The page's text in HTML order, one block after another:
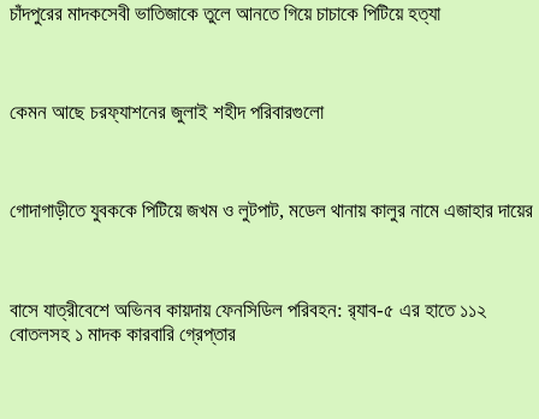
চাঁদপুরের মাদকসেবী ভাতিজাকে তুলে আনতে গিয়ে চাচাকে পিটিয়ে হত্যা
কেমন আছে চরফ্যাশনের জুলাই শহীদ পরিবারগুলো
​গোদাগাড়ীতে যুবককে পিটিয়ে জখম ও লুটপাট, মডেল থানায় কালুর নামে এজাহার দায়ের
বাসে যাত্রীবেশে অভিনব কায়দায় ফেনসিডিল পরিবহন: র‍্যাব-৫ এর হাতে ১১২
বোতলসহ ১ মাদক কারবারি গ্রেপ্তার